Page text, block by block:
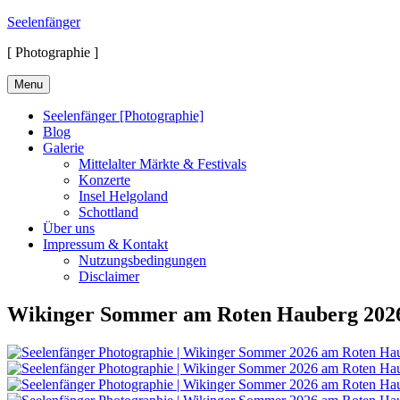
Skip
content
Seelenfänger
[ Photographie ]
Menu
Seelenfänger [Photographie]
Blog
Galerie
Mittelalter Märkte & Festivals
Konzerte
Insel Helgoland
Schottland
Über uns
Impressum & Kontakt
Nutzungsbedingungen
Disclaimer
Wikinger Sommer am Roten Hauberg